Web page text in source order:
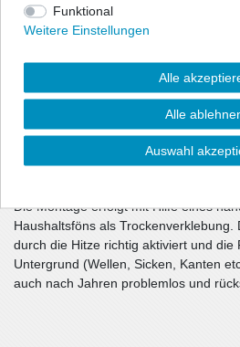
Carbon-Optik optimalen Schutz und
sportliche Optik mit.
Fahrzeugspezifisch in
230µ starke Schutzfolie
speziell für innere
Carbon-Optik
rückstandsfrei und einfach
Die Montage erfolgt mit Hilfe eines
Haushaltsföns als
durch die Hitze richtig aktiviert und die
Untergrund (Wellen, Sicken, Kanten
auch nach Jahren problemlos und
Funktional
Weitere Einstellungen
Alle
Alle
Auswahl